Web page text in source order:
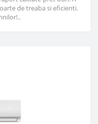
de treaba si eficienti.